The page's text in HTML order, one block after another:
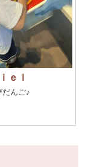
ｅｌ
だんご♪